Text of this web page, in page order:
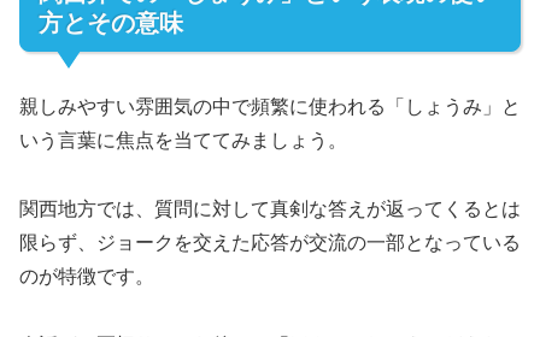
方とその意味
親しみやすい雰囲気の中で頻繁に使われる「しょうみ」と
いう言葉に焦点を当ててみましょう。
関西地方では、質問に対して真剣な答えが返ってくるとは
限らず、ジョークを交えた応答が交流の一部となっている
のが特徴です。